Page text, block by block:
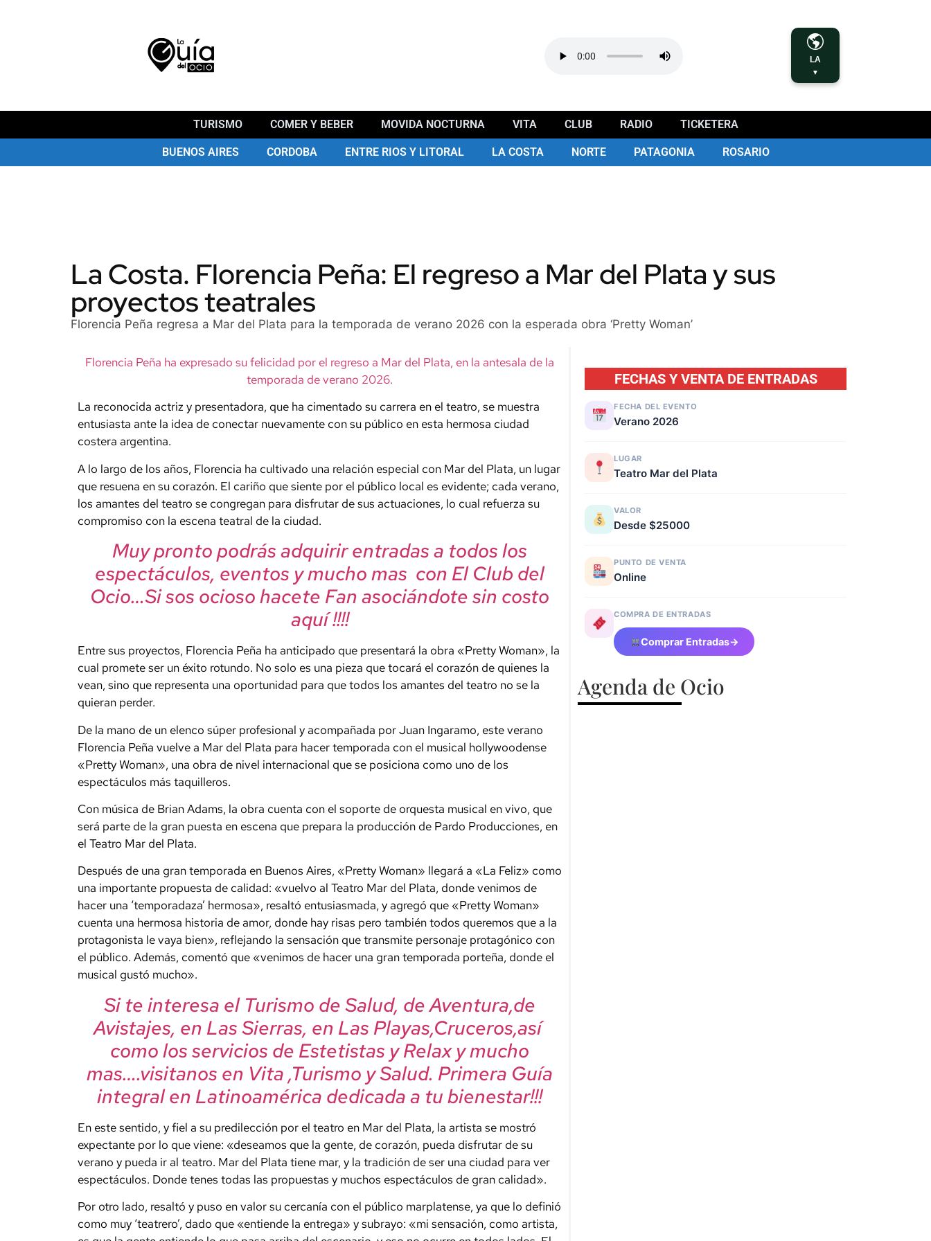
LA
▼
TURISMO COMER Y BEBER MOVIDA NOCTURNA VITA CLUB RADIO TICKETERA
BUENOS AIRES CORDOBA ENTRE RIOS Y LITORAL LA COSTA NORTE PATAGONIA ROSARIO
La Costa. Florencia Peña: El regreso a Mar del Plata y sus
proyectos teatrales
Florencia Peña regresa a Mar del Plata para la temporada de verano 2026 con la esperada obra ‘Pretty Woman’
Florencia Peña ha expresado su felicidad por el regreso a Mar del Plata, en la antesala de la
temporada de verano 2026.
La reconocida actriz y presentadora, que ha cimentado su carrera en el teatro, se muestra
entusiasta ante la idea de conectar nuevamente con su público en esta hermosa ciudad
costera argentina.
A lo largo de los años, Florencia ha cultivado una relación especial con Mar del Plata, un lugar
que resuena en su corazón. El cariño que siente por el público local es evidente; cada verano,
los amantes del teatro se congregan para disfrutar de sus actuaciones, lo cual refuerza su
compromiso con la escena teatral de la ciudad.
Muy pronto podrás adquirir entradas a todos los
espectáculos, eventos y mucho mas con El Club del
Ocio…Si sos ocioso hacete Fan asociándote sin costo
aquí !!!!
Entre sus proyectos, Florencia Peña ha anticipado que presentará la obra «Pretty Woman», la
cual promete ser un éxito rotundo. No solo es una pieza que tocará el corazón de quienes la
vean, sino que representa una oportunidad para que todos los amantes del teatro no se la
quieran perder.
De la mano de un elenco súper profesional y acompañada por Juan Ingaramo, este verano
Florencia Peña vuelve a Mar del Plata para hacer temporada con el musical hollywoodense
«Pretty Woman», una obra de nivel internacional que se posiciona como uno de los
espectáculos más taquilleros.
Con música de Brian Adams, la obra cuenta con el soporte de orquesta musical en vivo, que
será parte de la gran puesta en escena que prepara la producción de Pardo Producciones, en
el Teatro Mar del Plata.
Después de una gran temporada en Buenos Aires, «Pretty Woman» llegará a «La Feliz» como
una importante propuesta de calidad: «vuelvo al Teatro Mar del Plata, donde venimos de
hacer una ‘temporadaza’ hermosa», resaltó entusiasmada, y agregó que «Pretty Woman»
cuenta una hermosa historia de amor, donde hay risas pero también todos queremos que a la
protagonista le vaya bien», reflejando la sensación que transmite personaje protagónico con
el público. Además, comentó que «venimos de hacer una gran temporada porteña, donde el
musical gustó mucho».
Si te interesa el Turismo de Salud, de Aventura,de
Avistajes, en Las Sierras, en Las Playas,Cruceros,así
como los servicios de Estetistas y Relax y mucho
mas….visitanos en Vita ,Turismo y Salud. Primera Guía
integral en Latinoamérica dedicada a tu bienestar!!!
En este sentido, y fiel a su predilección por el teatro en Mar del Plata, la artista se mostró
expectante por lo que viene: «deseamos que la gente, de corazón, pueda disfrutar de su
verano y pueda ir al teatro. Mar del Plata tiene mar, y la tradición de ser una ciudad para ver
espectáculos. Donde tenes todas las propuestas y muchos espectáculos de gran calidad».
Por otro lado, resaltó y puso en valor su cercanía con el público marplatense, ya que lo definió
como muy ‘teatrero’, dado que «entiende la entrega» y subrayo: «mi sensación, como artista,
FECHAS Y VENTA DE ENTRADAS
FECHA DEL EVENTO
Verano 2026
LUGAR
Teatro Mar del Plata
VALOR
Desde $25000
PUNTO DE VENTA
Online
COMPRA DE ENTRADAS
Comprar Entradas→
Agenda de Ocio